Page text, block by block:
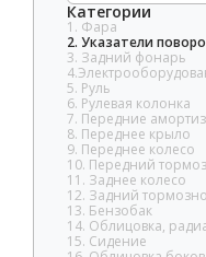
Категории
1. Фара
2. Указатели
3. Задний фонарь
5. Руль
6. Рулевая колонка
7. Передние
8. Переднее крыло
9. Переднее колесо
10. Передний
11. Заднее колесо
12. Задний
13. Бензобак
14. Облицовка,
15. Сидение